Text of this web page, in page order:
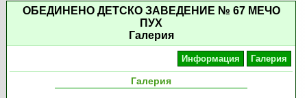
ОБЕДИНЕНО ДЕТСКО ЗАВЕДЕНИЕ № 67 МЕЧО
ПУХ
Галерия
Информация Галерия
Галерия